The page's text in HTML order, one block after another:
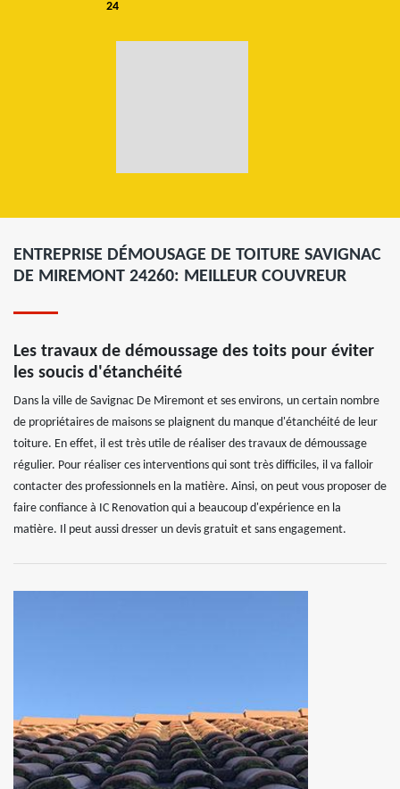
24
ENTREPRISE DÉMOUSAGE DE TOITURE SAVIGNAC
DE MIREMONT 24260: MEILLEUR COUVREUR
Les travaux de démoussage des toits pour éviter
les soucis d'étanchéité
Dans la ville de Savignac De Miremont et ses environs, un certain nombre
de propriétaires de maisons se plaignent du manque d'étanchéité de leur
toiture. En effet, il est très utile de réaliser des travaux de démoussage
régulier. Pour réaliser ces interventions qui sont très difficiles, il va falloir
contacter des professionnels en la matière. Ainsi, on peut vous proposer de
faire confiance à IC Renovation qui a beaucoup d'expérience en la
matière. Il peut aussi dresser un devis gratuit et sans engagement.